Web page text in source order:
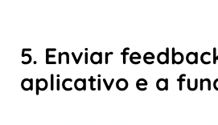
5. Enviar
aplicativo e a